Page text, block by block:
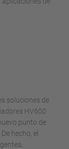
soluciones de
HV600
punto de
hecho, el